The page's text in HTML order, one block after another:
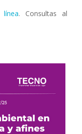
. Consultas al